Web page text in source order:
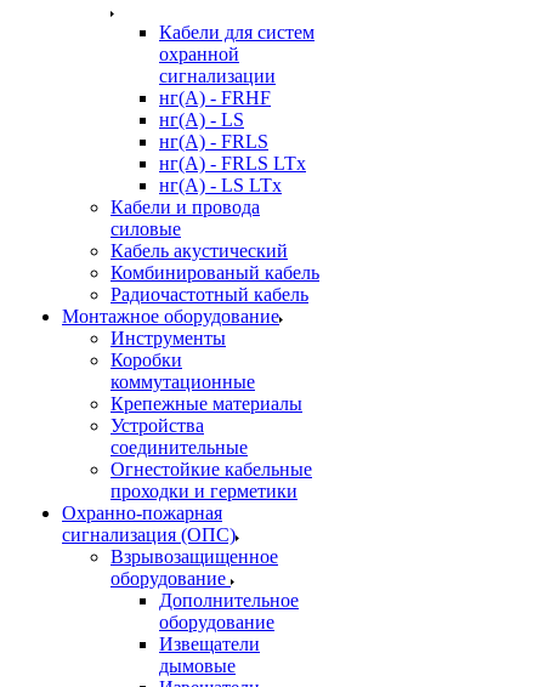
Кабели для систем
охранной
сигнализации
нг(A) - FRHF
нг(A) - LS
нг(А) - FRLS
нг(А) - FRLS LTx
нг(А) - LS LTx
Кабели и провода
силовые
Кабель акустический
Комбинированый кабель
Радиочастотный кабель
Монтажное оборудование
Инструменты
Коробки
коммутационные
Крепежные материалы
Устройства
соединительные
Огнестойкие кабельные
проходки и герметики
Охранно-пожарная
сигнализация (ОПС)
Взрывозащищенное
оборудование
Дополнительное
оборудование
Извещатели
дымовые